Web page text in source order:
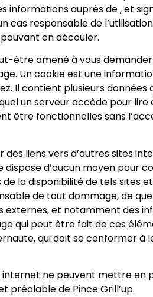
informations auprès de , et
cas responsable de
en découler.
être amené à vous
Un cookie est une
Il contient plusieurs données
un serveur accède pour
être fonctionnelles sans
liens vers d’autres sites
dispose d’aucun moyen pour
la disponibilité de tels sites
de tout dommage, de
externes, et notamment des
qui peut être fait de ces
qui doit se conformer à
internet ne peuvent mettre en
préalable de Pince Grill’up.